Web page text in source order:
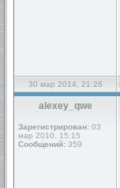
30 мар 2014, 21:26
alexey_qwe
Зарегистрирован: 03
мар 2010, 15:15
Сообщений: 359